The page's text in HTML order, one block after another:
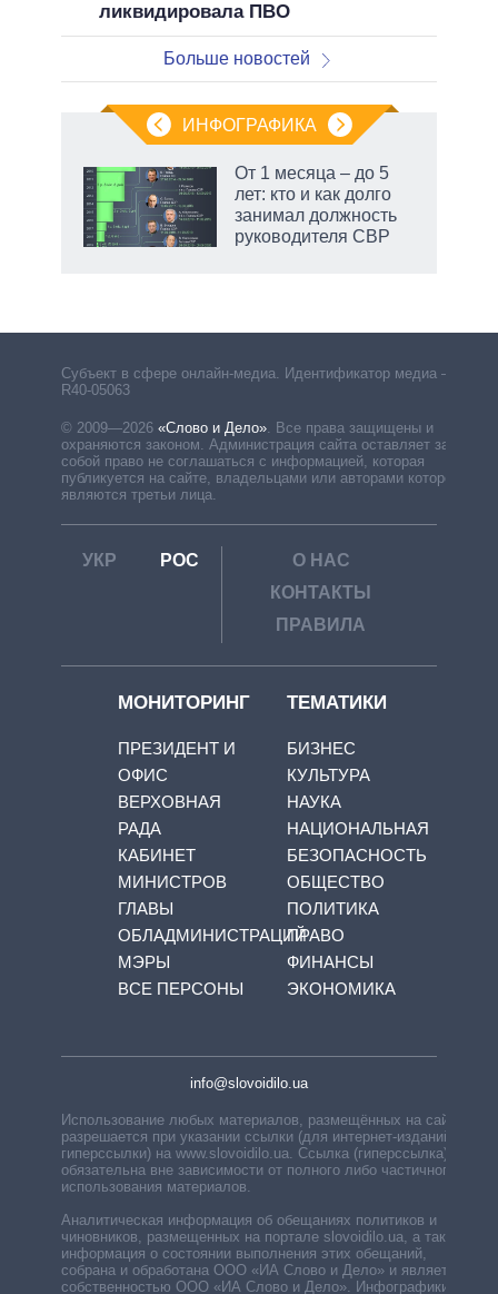
ликвидировала ПВО
Больше новостей
ИНФОГРАФИКА
От 1 месяца – до 5
лет: кто и как долго
занимал должность
руководителя СВР
Субъект в сфере онлайн-медиа. Идентификатор медиа –
R40-05063
© 2009—2026 «Слово и Дело»
Все права защищены и
охраняются законом. Администрация сайта оставляет за
собой право не соглашаться с информацией, которая
публикуется на сайте, владельцами или авторами которой
являются третьи лица.
УКР РОС
О НАС
КОНТАКТЫ
ПРАВИЛА
МОНИТОРИНГ
ПРЕЗИДЕНТ И
ОФИС
ВЕРХОВНАЯ
РАДА
КАБИНЕТ
МИНИСТРОВ
ГЛАВЫ
ОБЛАДМИНИСТРАЦИЙ
МЭРЫ
ВСЕ ПЕРСОНЫ
ТЕМАТИКИ
БИЗНЕС
КУЛЬТУРА
НАУКА
НАЦИОНАЛЬНАЯ
БЕЗОПАСНОСТЬ
ОБЩЕСТВО
ПОЛИТИКА
ПРАВО
ФИНАНСЫ
ЭКОНОМИКА
info@slovoidilo.ua
Использование любых материалов, размещённых на сайте,
разрешается при указании ссылки (для интернет-изданий —
гиперссылки) на www.slovoidilo.ua. Ссылка (гиперссылка)
обязательна вне зависимости от полного либо частичного
использования материалов.
Аналитическая информация об обещаниях политиков и
чиновников, размещенных на портале slovoidilo.ua, а также
информация о состоянии выполнения этих обещаний,
собрана и обработана ООО «ИА Слово и Дело» и является
собственностью ООО «ИА Слово и Дело». Инфографики,